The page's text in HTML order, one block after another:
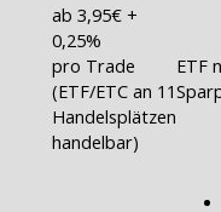
ab 3,95€ +
0,25%
pro Trade
(ETF/ETC an 11
Handelsplätzen
handelbar)
ETF